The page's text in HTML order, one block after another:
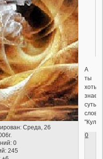
: Среда, 26
0
245
А
ты
хоть
суть
слова
0